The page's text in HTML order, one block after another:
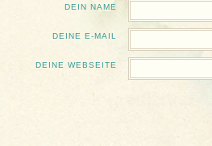
DEIN NAME
DEINE E-MAIL
DEINE WEBSEITE